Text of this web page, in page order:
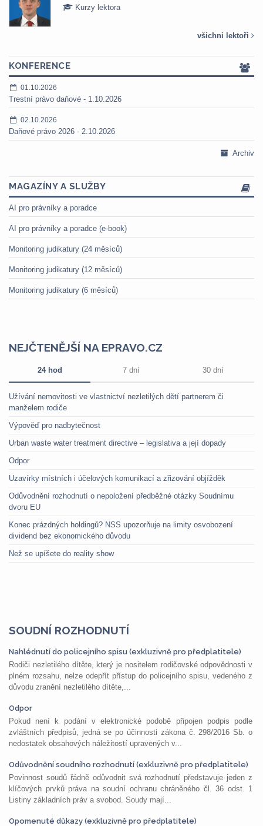
Kurzy lektora
všichni lektoři
KONFERENCE
01.10.2026
Trestní právo daňové - 1.10.2026
02.10.2026
Daňové právo 2026 - 2.10.2026
Archiv
MAGAZÍNY A SLUŽBY
AI pro právníky a poradce
AI pro právníky a poradce (e-book)
Monitoring judikatury (24 měsíců)
Monitoring judikatury (12 měsíců)
Monitoring judikatury (6 měsíců)
NEJČTENĚJŠÍ NA EPRAVO.CZ
24 hod 7 dní 30 dní
Užívání nemovitosti ve vlastnictví nezletilých dětí partnerem či
manželem rodiče
Výpověď pro nadbytečnost
Urban waste water treatment directive – legislativa a její dopady
Odpor
Uzavírky místních i účelových komunikací a zřizování objížděk
Odůvodnění rozhodnutí o nepoložení předběžné otázky Soudnímu
dvoru EU
Konec prázdných holdingů? NSS upozorňuje na limity osvobození
dividend bez ekonomického důvodu
Než se upíšete do reality show
SOUDNÍ ROZHODNUTÍ
Nahlédnutí do policejního spisu (exkluzivně pro předplatitele)
Rodiči nezletilého dítěte, který je nositelem rodičovské odpovědnosti v
plném rozsahu, nelze odepřít přístup do policejního spisu, vedeného z
důvodu zranění nezletilého dítěte,...
Odpor
Pokud není k podání v elektronické podobě připojen podpis podle
zvláštních předpisů, jedná se po účinnosti zákona č. 298/2016 Sb. o
nedostatek obsahových náležitostí upravených v...
Odůvodnění soudního rozhodnutí (exkluzivně pro předplatitele)
Povinnost soudů řádně odůvodnit svá rozhodnutí představuje jeden z
klíčových prvků práva na soudní ochranu chráněného čl. 36 odst. 1
Listiny základních práv a svobod. Soudy mají...
Opomenuté důkazy (exkluzivně pro předplatitele)